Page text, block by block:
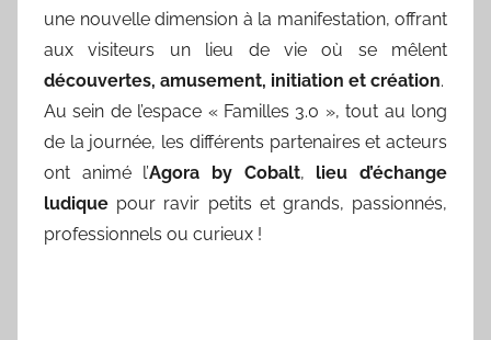
une nouvelle dimension à la manifestation, offrant
aux visiteurs un lieu de vie où se mêlent
découvertes, amusement, initiation et création.
Au sein de l’espace « Familles 3.0 », tout au long
de la journée, les différents partenaires et acteurs
ont animé l’Agora by Cobalt, lieu d’échange
ludique pour ravir petits et grands, passionnés,
professionnels ou curieux !